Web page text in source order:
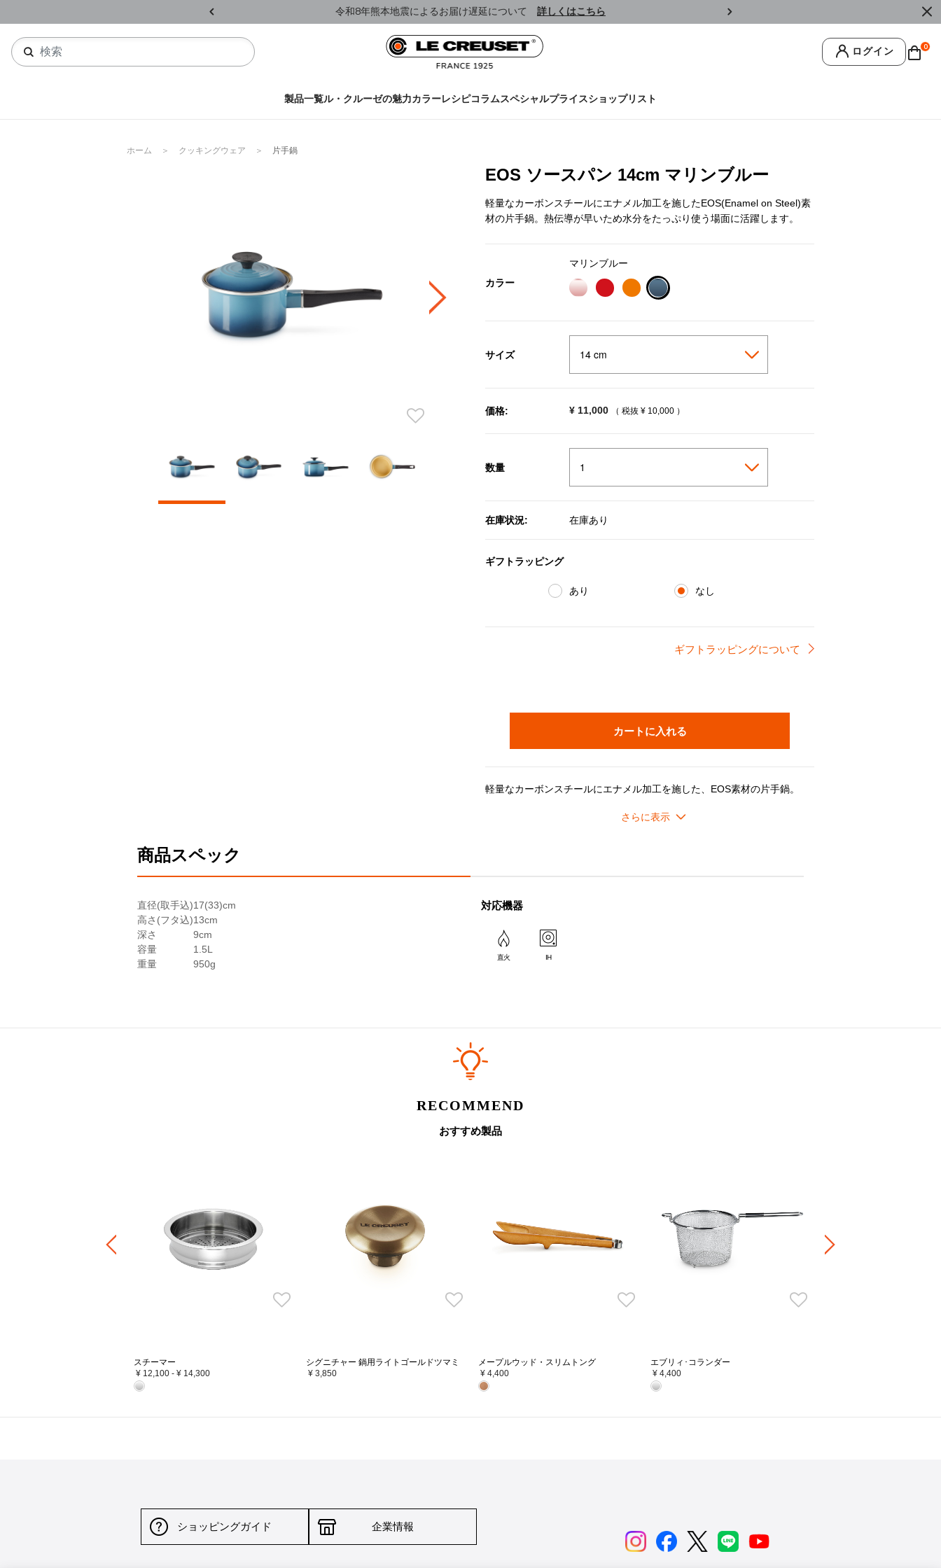
令和8年熊本地震によるお届け遅延について 詳しくはこちら ￥
ログイン 0
製品一覧ル・クルーゼの魅力カラーレシピコラムスペシャルプライスショップリスト
ホーム クッキングウェア 片手鍋
EOS ソースパン 14cm マリンブルー
軽量なカーボンスチールにエナメル加工を施したEOS(Enamel on Steel)素
材の片手鍋。熱伝導が早いため水分をたっぷり使う場面に活躍します。
カラー
マリンブルー
サイズ
価格: ¥ 11,000 （ 税抜 ¥ 10,000 ）
数量
在庫状況: 在庫あり
ギフトラッピング
あり なし
ギフトラッピングについて
カートに入れる
軽量なカーボンスチールにエナメル加工を施した、EOS素材の片手鍋。
商品スペック
直径(取手込)17(33)cm
高さ(フタ込)13cm
深さ
9cm
容量
1.5L
重量
950g
対応機器
直火 IH
RECOMMEND
おすすめ製品
スチーマー
¥ 12,100 - ¥ 14,300
シグニチャー 鍋用ライトゴールドツマミ
¥ 3,850
メープルウッド・スリムトング
¥ 4,400
エブリィ･コランダー
¥ 4,400
ショッピングガイド 企業情報